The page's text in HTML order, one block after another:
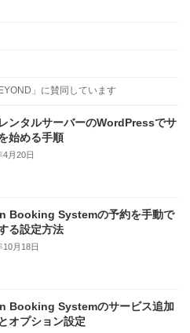
」に賛同しています
ンタルサーバーのWordPressでサ
始める手順
4月20日
Booking Systemの予約を手動で
る設定方法
10月18日
Booking Systemのサービス追加
オプション設定